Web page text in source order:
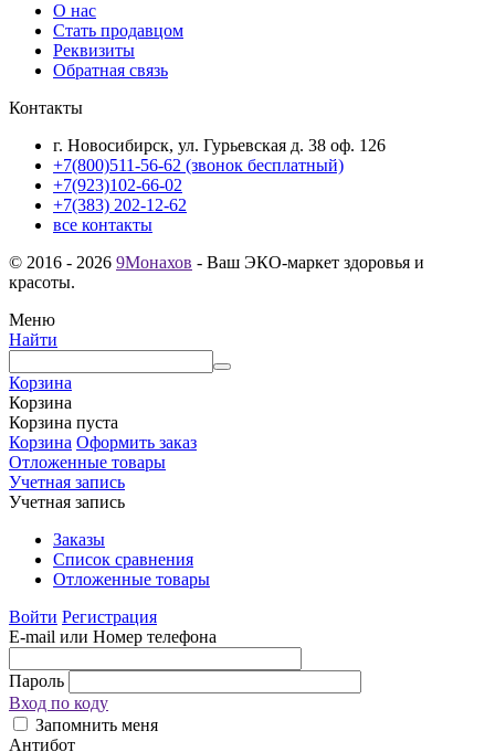
О нас
Стать продавцом
Реквизиты
Обратная связь
Контакты
г. Новосибирск, ул. Гурьевская д. 38 оф. 126
+7(800)511-56-62 (звонок бесплатный)
+7(923)102-66-02
+7(383) 202-12-62
все контакты
© 2016 - 2026 9Монахов - Ваш ЭКО-маркет здоровья и
красоты.
Меню
Найти
Корзина
Корзина
Корзина пуста
Корзина Оформить заказ
Отложенные товары
Учетная запись
Учетная запись
Заказы
Список сравнения
Отложенные товары
Войти Регистрация
E-mail или Номер телефона
Пароль
Вход по коду
Запомнить меня
Антибот